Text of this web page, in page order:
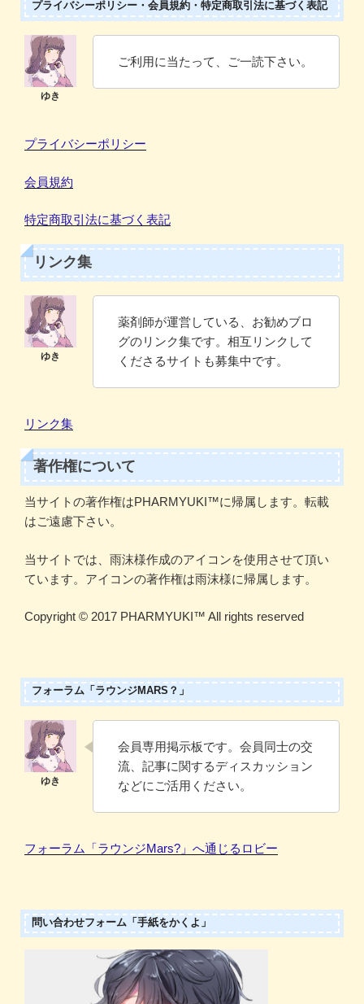
プライバシーポリシー・会員規約・特定商取引法に基づく表記
ご利用に当たって、ご一読下さい。
プライバシーポリシー
会員規約
特定商取引法に基づく表記
リンク集
薬剤師が運営している、お勧めブロ
グのリンク集です。相互リンクして
くださるサイトも募集中です。
リンク集
著作権について
当サイトの著作権はPHARMYUKI™に帰属します。転載
はご遠慮下さい。
当サイトでは、雨沫様作成のアイコンを使用させて頂い
ています。アイコンの著作権は雨沫様に帰属します。
Copyright ©️ 2017 PHARMYUKI™️ All rights reserved
フォーラム「ラウンジMARS？」
会員専用掲示板です。会員同士の交
流、記事に関するディスカッション
などにご活用ください。
フォーラム「ラウンジMars?」へ通じるロビー
問い合わせフォーム「手紙をかくよ」